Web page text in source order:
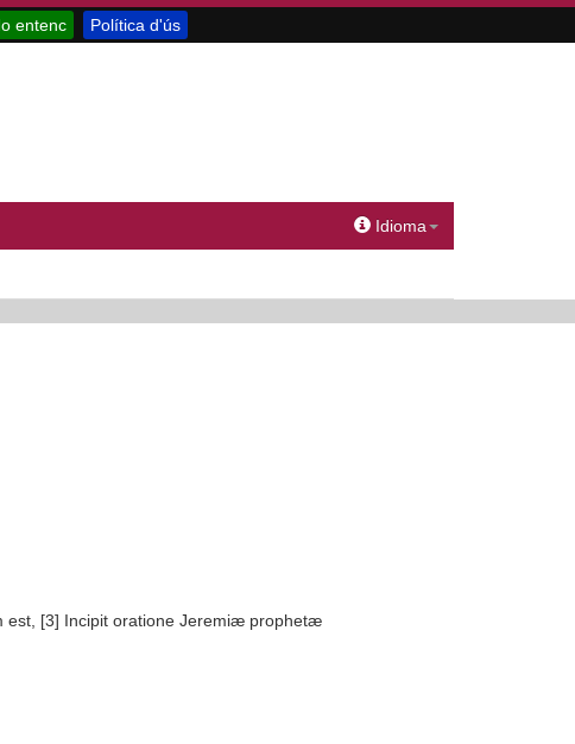
entenc Política d'ús
Idioma
est, [3] Incipit oratione Jeremiæ prophetæ